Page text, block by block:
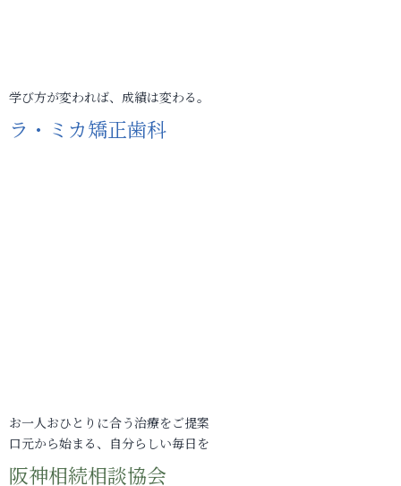
学び方が変われば、成績は変わる。
ラ・ミカ矯正歯科
お一人おひとりに合う治療をご提案
口元から始まる、自分らしい毎日を
阪神相続相談協会